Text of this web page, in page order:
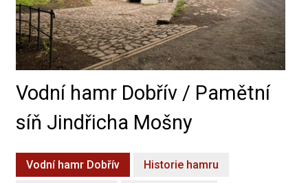
Vodní hamr Dobřív / Pamětní
síň Jindřicha Mošny
Vodní hamr Dobřív Historie hamru